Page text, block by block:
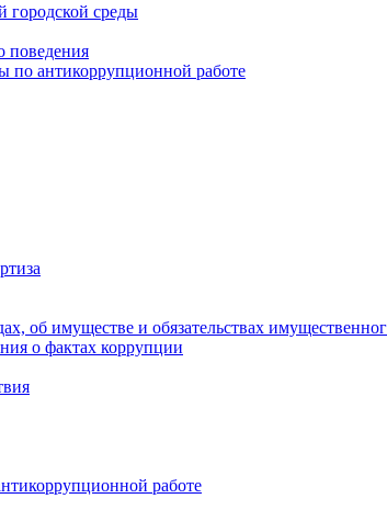
городской среды
поведения
по антикоррупционной работе
об имуществе и обязательствах
о фактах коррупции
работе